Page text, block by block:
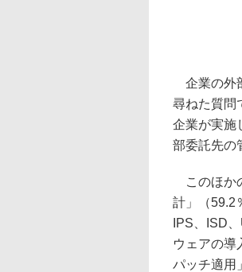
企業の外
尋ねた質問
企業が実施
部委託先の
このほか
計」（59.2
IPS、ISD
ウェアの導
パッチ適用